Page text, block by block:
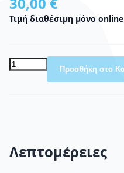
Τιμή διαθέσιμη μόνο online
Προσθήκη στο
Λεπτομέρειες